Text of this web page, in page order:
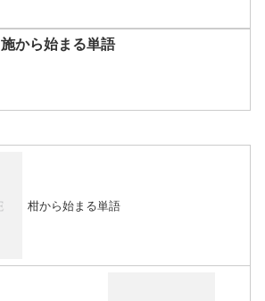
施から始まる単語
柑から始まる単語